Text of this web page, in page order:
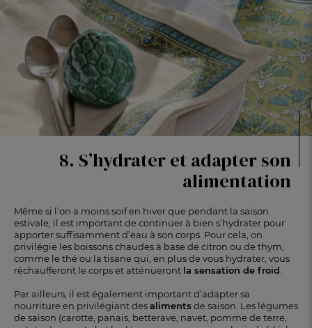
8. S’hydrater et adapter son
alimentation
Même si l’on a moins soif en hiver que pendant la saison
estivale, il est important de continuer à bien s’hydrater pour
apporter suffisamment d’eau à son corps. Pour cela, on
privilégie les boissons chaudes à base de citron ou de thym,
comme le thé ou la tisane qui, en plus de vous hydrater, vous
réchaufferont le corps et atténueront la sensation de froid
Par ailleurs, il est également important d’adapter sa
nourriture en privilégiant desalimentsde saison. Les légumes
de saison (carotte, panais, betterave, navet, pomme de terre,